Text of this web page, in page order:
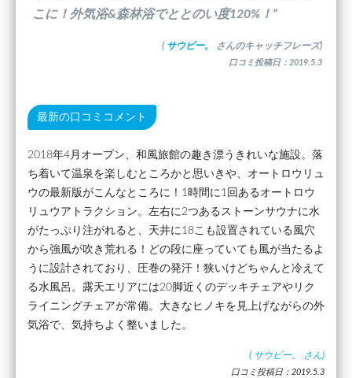
こに！外気浴&森林浴でととのい度120%！”
( サウビー。 さんのキャッチフレーズ)
口コミ投稿日：2019.5.3
最新の口コミコメント
2018年4月オープン、和風旅館の趣き漂うきれいな施設。落
ち着いて温泉を楽しむところかと思いきや、オートロウリュ
ウの最新版がこんなところに！1時間に1回あるオートロウ
リュウアトラクション。左右に2つあるストーンサウナに水
がたっぷり注がれると、天井に18こも設置されている風穴
から強風が吹き荒れる！どの段に座っていても風が当たるよ
うに設計されており、圧巻の発汗！狭いけどちゃんと冷えて
る水風呂。露天エリアには20脚近くのデッキチェアやリク
ライニングチェアが常備。大きなヒノキを見上げながらの外
気浴で、気持ちよく整いました。
( サウビー。 さん)
口コミ投稿日：2019.5.3